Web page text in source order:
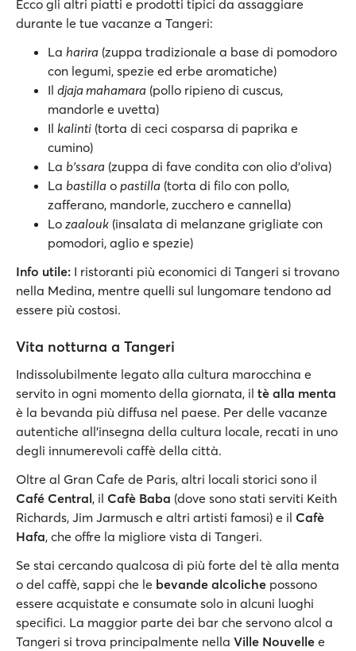
Ecco gli altri piatti e prodotti tipici da assaggiare
durante le tue vacanze a Tangeri:
La harira (zuppa tradizionale a base di pomodoro
con legumi, spezie ed erbe aromatiche)
Il djaja mahamara (pollo ripieno di cuscus,
mandorle e uvetta)
Il kalinti (torta di ceci cosparsa di paprika e
cumino)
La b'ssara (zuppa di fave condita con olio d'oliva)
La bastilla o pastilla (torta di filo con pollo,
zafferano, mandorle, zucchero e cannella)
Lo zaalouk (insalata di melanzane grigliate con
pomodori, aglio e spezie)
Info utile: I ristoranti più economici di Tangeri si trovano
nella Medina, mentre quelli sul lungomare tendono ad
essere più costosi.
Vita notturna a Tangeri
Indissolubilmente legato alla cultura marocchina e
servito in ogni momento della giornata, il tè alla menta
è la bevanda più diffusa nel paese. Per delle vacanze
autentiche all’insegna della cultura locale, recati in uno
degli innumerevoli caffè della città.
Oltre al Gran Cafe de Paris, altri locali storici sono il
Café Central, il Cafè Baba (dove sono stati serviti Keith
Richards, Jim Jarmusch e altri artisti famosi) e il Cafè
Hafa, che offre la migliore vista di Tangeri.
Se stai cercando qualcosa di più forte del tè alla menta
o del caffè, sappi che le bevande alcoliche possono
essere acquistate e consumate solo in alcuni luoghi
specifici. La maggior parte dei bar che servono alcol a
Tangeri si trova principalmente nella Ville Nouvelle e